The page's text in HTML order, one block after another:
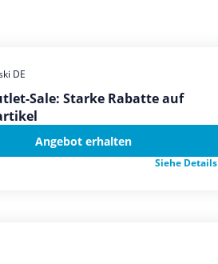
DE
Sale: Starke Rabatte auf
Angebot erhalten
Siehe Details